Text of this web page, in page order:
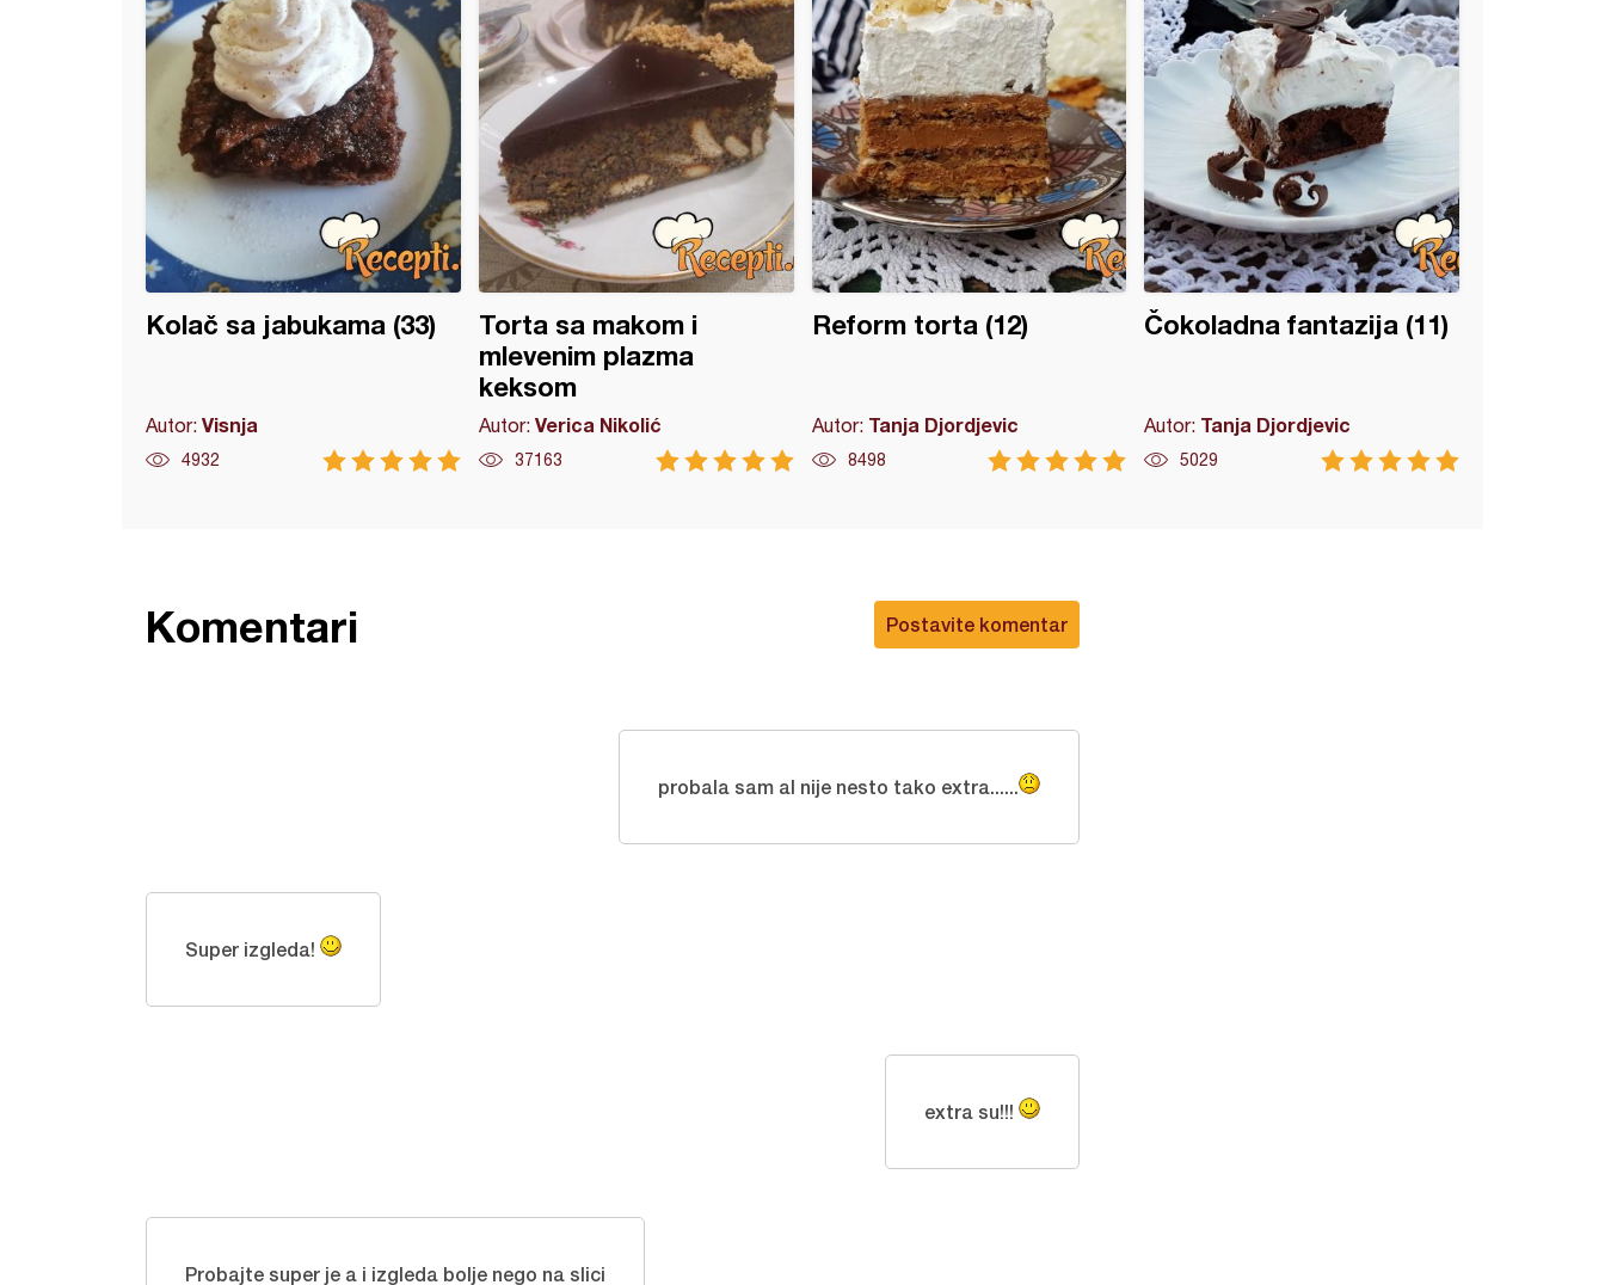
Kolač sa jabukama (33)
Autor: Visnja
4932
Torta sa makom i
mlevenim plazma
keksom
Autor: Verica Nikolić
37163
Reform torta (12)
Autor: Tanja Djordjevic
8498
Čokoladna fantazija (11)
Autor: Tanja Djordjevic
5029
Postavite komentar
Komentari
probala sam al nije nesto tako extra......
Super izgleda!
extra su!!!
Probajte super je a i izgleda bolje nego na slici